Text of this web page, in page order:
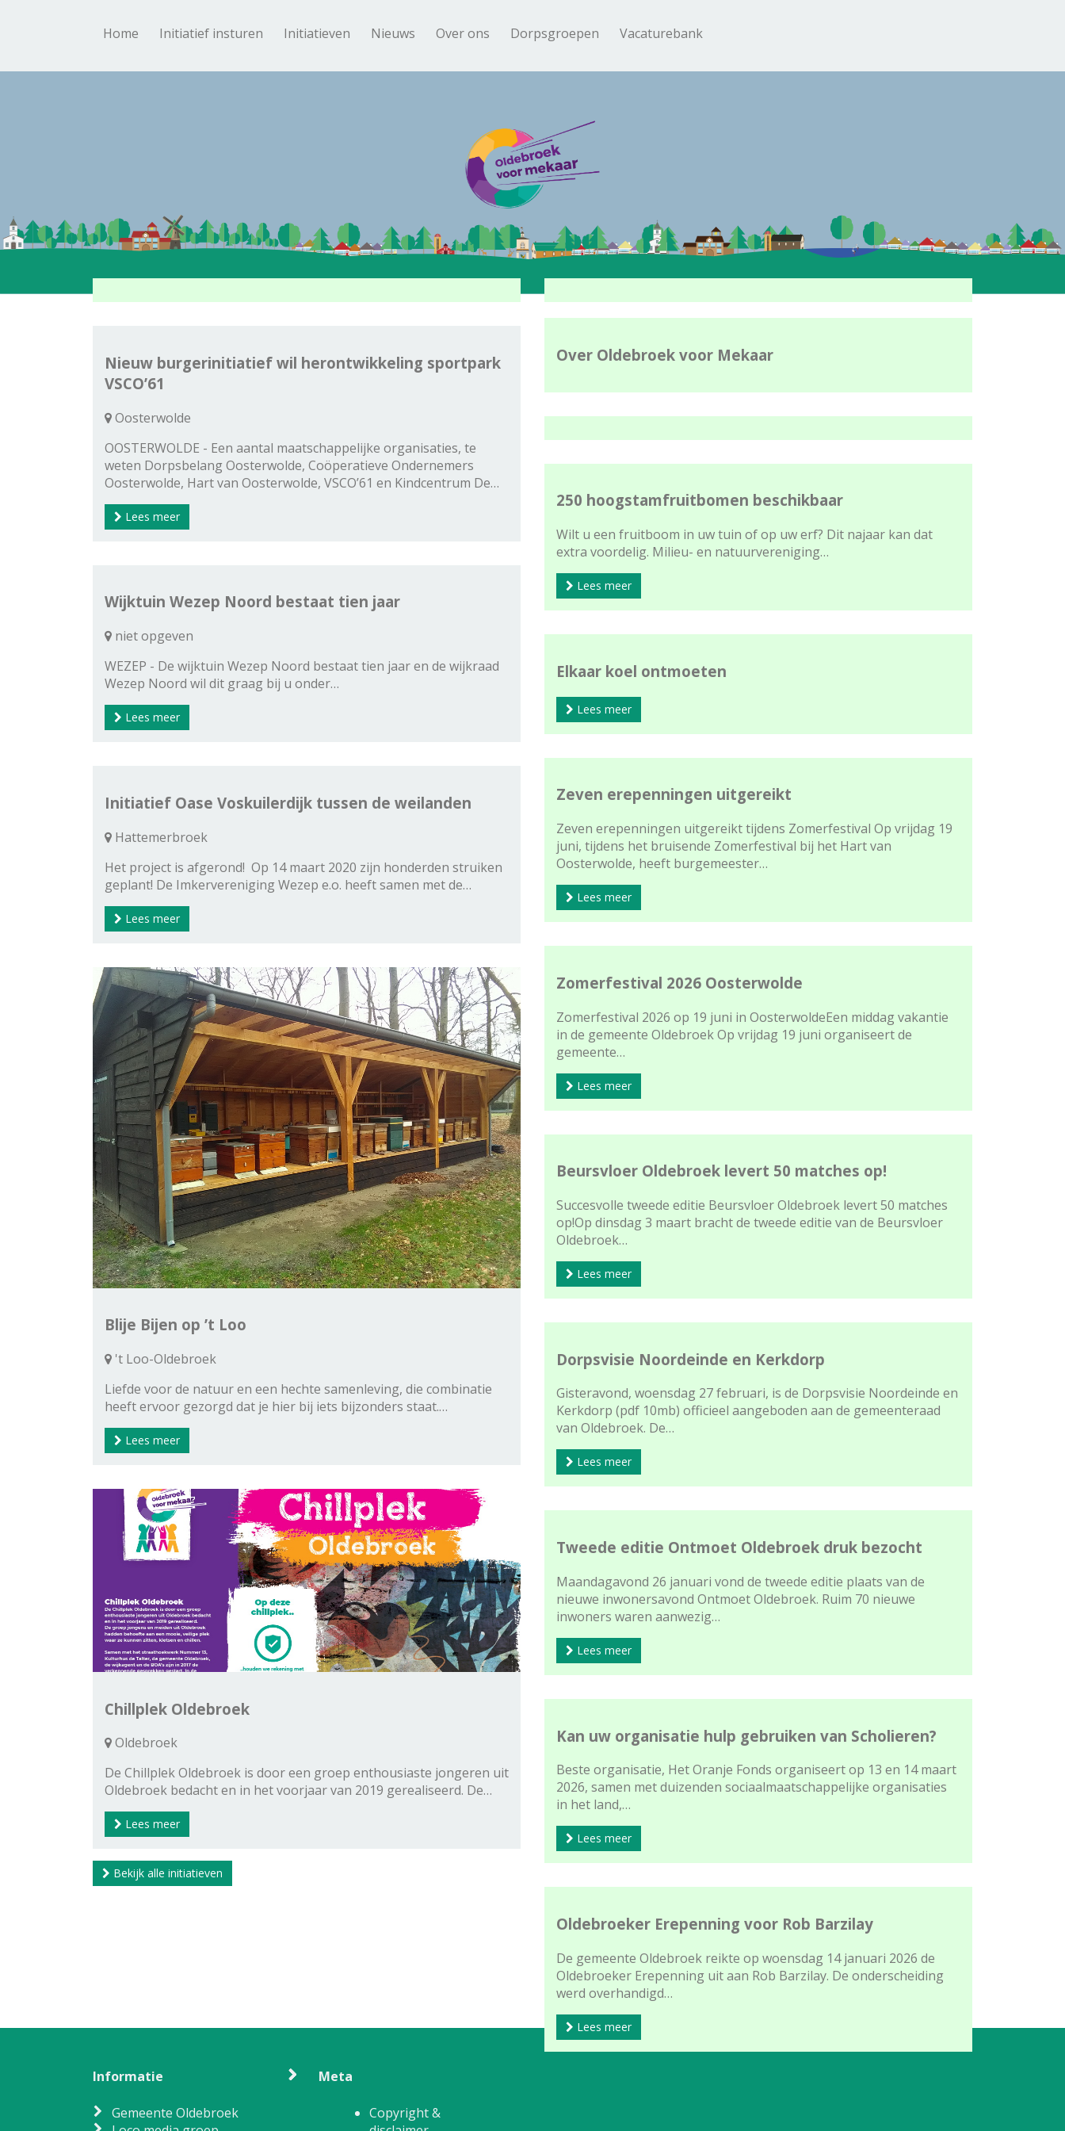
Home Initiatief insturen Initiatieven Nieuws Over ons Dorpsgroepen Vacaturebank
Nieuw burgerinitiatief wil herontwikkeling sportpark
VSCO’61
Oosterwolde
OOSTERWOLDE - Een aantal maatschappelijke organisaties, te
weten Dorpsbelang Oosterwolde, Coöperatieve Ondernemers
Oosterwolde, Hart van Oosterwolde, VSCO’61 en Kindcentrum De…
Lees meer
Wijktuin Wezep Noord bestaat tien jaar
niet opgeven
WEZEP - De wijktuin Wezep Noord bestaat tien jaar en de wijkraad
Wezep Noord wil dit graag bij u onder…
Lees meer
Initiatief Oase Voskuilerdijk tussen de weilanden
Hattemerbroek
Het project is afgerond! Op 14 maart 2020 zijn honderden struiken
geplant! De Imkervereniging Wezep e.o. heeft samen met de…
Lees meer
Blije Bijen op ’t Loo
't Loo-Oldebroek
Liefde voor de natuur en een hechte samenleving, die combinatie
heeft ervoor gezorgd dat je hier bij iets bijzonders staat.…
Lees meer
Chillplek Oldebroek
Oldebroek
De Chillplek Oldebroek is door een groep enthousiaste jongeren uit
Oldebroek bedacht en in het voorjaar van 2019 gerealiseerd. De…
Lees meer
Bekijk alle initiatieven
Over Oldebroek voor Mekaar
250 hoogstamfruitbomen beschikbaar
Wilt u een fruitboom in uw tuin of op uw erf? Dit najaar kan dat
extra voordelig. Milieu- en natuurvereniging…
Lees meer
Elkaar koel ontmoeten
Lees meer
Zeven erepenningen uitgereikt
Zeven erepenningen uitgereikt tijdens Zomerfestival Op vrijdag 19
juni, tijdens het bruisende Zomerfestival bij het Hart van
Oosterwolde, heeft burgemeester…
Lees meer
Zomerfestival 2026 Oosterwolde
Zomerfestival 2026 op 19 juni in OosterwoldeEen middag vakantie
in de gemeente Oldebroek Op vrijdag 19 juni organiseert de
gemeente…
Lees meer
Beursvloer Oldebroek levert 50 matches op!
Succesvolle tweede editie Beursvloer Oldebroek levert 50 matches
op!Op dinsdag 3 maart bracht de tweede editie van de Beursvloer
Oldebroek…
Lees meer
Dorpsvisie Noordeinde en Kerkdorp
Gisteravond, woensdag 27 februari, is de Dorpsvisie Noordeinde en
Kerkdorp (pdf 10mb) officieel aangeboden aan de gemeenteraad
van Oldebroek. De…
Lees meer
Tweede editie Ontmoet Oldebroek druk bezocht
Maandagavond 26 januari vond de tweede editie plaats van de
nieuwe inwonersavond Ontmoet Oldebroek. Ruim 70 nieuwe
inwoners waren aanwezig…
Lees meer
Kan uw organisatie hulp gebruiken van Scholieren?
Beste organisatie, Het Oranje Fonds organiseert op 13 en 14 maart
2026, samen met duizenden sociaalmaatschappelijke organisaties
in het land,…
Lees meer
Oldebroeker Erepenning voor Rob Barzilay
De gemeente Oldebroek reikte op woensdag 14 januari 2026 de
Oldebroeker Erepenning uit aan Rob Barzilay. De onderscheiding
werd overhandigd…
Lees meer
Informatie
Gemeente Oldebroek
Meta
Copyright &